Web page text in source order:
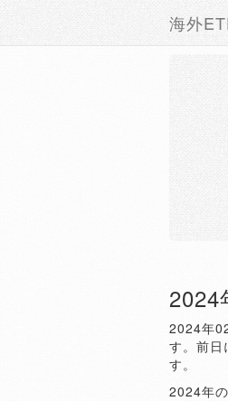
海外
2024
2024年
す。前
す。
2024年